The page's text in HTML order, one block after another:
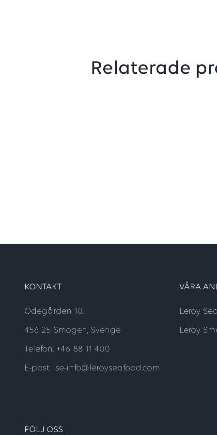
Relaterade
KONTAKT
Ödegården 10,
456 25 Smögen, Sverige
Telefon: +46 88 11 400
E-post: lse-info@leroyseafood.com
VÅRA
Leröy
Leröy
FÖLJ OSS